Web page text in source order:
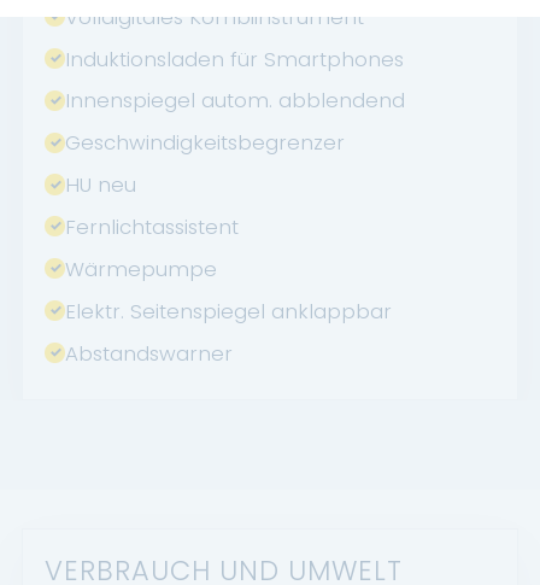
Volldigitales Kombiinstrument
Induktionsladen für Smartphones
Innenspiegel autom. abblendend
Geschwindigkeitsbegrenzer
HU neu
Fernlichtassistent
Wärmepumpe
Elektr. Seitenspiegel anklappbar
Abstandswarner
VERBRAUCH UND UMWELT